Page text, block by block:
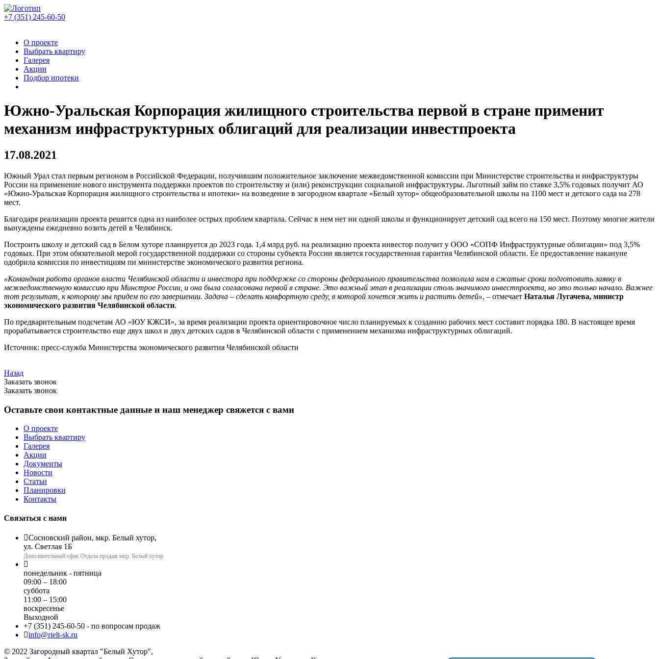
+7 (351) 245-60-50
О проекте
Выбрать квартиру
Галерея
Акции
Подбор ипотеки
Южно-Уральская Корпорация жилищного строительства первой в стране применит
механизм инфраструктурных облигаций для реализации инвестпроекта
17.08.2021
Южный Урал стал первым регионом в Российской Федерации, получившим положительное заключение межведомственной комиссии при Министерстве строительства и инфраструктуры
России на применение нового инструмента поддержки проектов по строительству и (или) реконструкции социальной инфраструктуры. Льготный займ по ставке 3,5% годовых получит АО
«Южно-Уральская Корпорация жилищного строительства и ипотеки» на возведение в загородном квартале «Белый хутор» общеобразовательной школы на 1100 мест и детского сада на 278
мест.
Благодаря реализации проекта решится одна из наиболее острых проблем квартала. Сейчас в нем нет ни одной школы и функционирует детский сад всего на 150 мест. Поэтому многие жители
вынуждены ежедневно возить детей в Челябинск.
Построить школу и детский сад в Белом хуторе планируется до 2023 года. 1,4 млрд руб. на реализацию проекта инвестор получит у ООО «СОПФ Инфраструктурные облигации» под 3,5%
годовых. При этом обязательной мерой государственной поддержки со стороны субъекта России является государственная гарантия Челябинской области. Ее предоставление накануне
одобрила комиссия по инвестициям пи министерстве экономического развития региона.
«Командная работа органов власти Челябинской области и инвестора при поддержке со стороны федерального правительства позволила нам в сжатые сроки подготовить заявку в
межведомственную комиссию при Минстрое России, и она была согласована первой в стране. Это важный этап в реализации столь значимого инвестпроекта, но это только начало. Важнее
тот результат, к которому мы придем по его завершении. Задача – сделать комфортную среду, в которой хочется жить и растить детей», – отмечает Наталья Лугачева, министр
экономического развития Челябинской области.
По предварительным подсчетам АО «ЮУ КЖСИ», за время реализации проекта ориентировочное число планируемых к созданию рабочих мест составит порядка 180. В настоящее время
прорабатывается строительство еще двух школ и двух детских садов в Челябинской области с применением механизма инфраструктурных облигаций.
Источник: пресс-служба Министерства экономического развития Челябинской области
Назад
Заказать звонок
Заказать звонок
Оставьте свои контактные данные и наш менеджер свяжется с вами
О проекте
Выбрать квартиру
Галерея
Акции
Документы
Новости
Статьи
Планировки
Контакты
Связаться с нами
Сосновский район, мкр. Белый хутор,
ул. Светлая 1Б
Дополнительный офис Отдела продаж мкр. Белый хутор
понедельник - пятница
09:00 – 18:00
суббота
11:00 – 15:00
воскресенье
Выходной
+7 (351) 245-60-50 - по вопросам продаж
info@rielt-sk.ru
© 2022 Загородный квартал "Белый Хутор",